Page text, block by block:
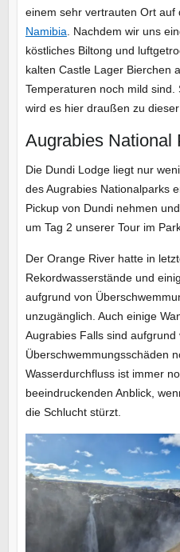
einem sehr vertrauten Ort auf
Namibia . Nachdem wir uns
köstliches Biltong und
kalten Castle Lager Bierchen
Temperaturen noch mild sind.
wird es hier draußen zu
Augrabies National
Die Dundi Lodge liegt nur
des Augrabies Nationalparks
Pickup von Dundi nehmen
um Tag 2 unserer Tour im
Der Orange River hatte in
Rekordwasserstände und
aufgrund von
unzugänglich. Auch einige
Augrabies Falls sind aufgrund
Überschwemmungsschäden
Wasserdurchfluss ist immer
beeindruckenden Anblick,
die Schlucht stürzt.